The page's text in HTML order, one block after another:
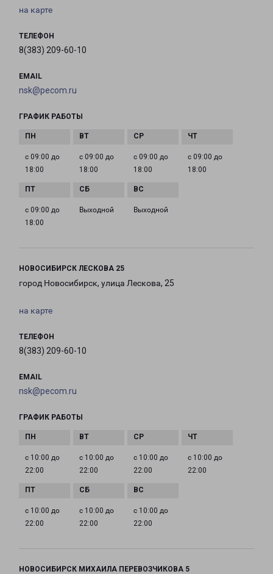
на карте
ТЕЛЕФОН
8(383) 209-60-10
EMAIL
nsk@pecom.ru
ГРАФИК РАБОТЫ
с 09:00 до
18:00
с 09:00 до
18:00
с 09:00 до
18:00
с 09:00 до
18:00
с 09:00 до
18:00
Выходной Выходной
НОВОСИБИРСК ЛЕСКОВА 25
город Новосибирск, улица Лескова, 25
на карте
ТЕЛЕФОН
8(383) 209-60-10
EMAIL
nsk@pecom.ru
ГРАФИК РАБОТЫ
с 10:00 до
22:00
с 10:00 до
22:00
с 10:00 до
22:00
с 10:00 до
22:00
с 10:00 до
22:00
с 10:00 до
22:00
с 10:00 до
22:00
НОВОСИБИРСК МИХАИЛА ПЕРЕВОЗЧИКОВА 5